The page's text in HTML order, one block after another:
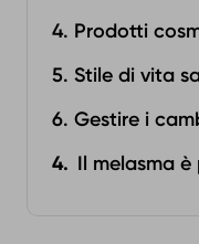
4. Prodotti
5. Stile di vita
6. Gestire i
Il melasma è